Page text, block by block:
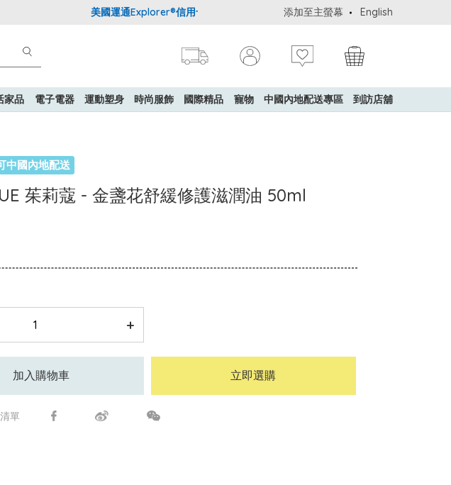
美國運通Explorer®信用卡會員購物禮遇：高達5%簽賬回贈！ 購買一般貨品(冷凍
添加至主螢幕 English
家品 電子電器 運動塑身 時尚服飾 國際精品 寵物 中國內地配送專區 到訪店舖
中國內地配送
茱莉蔻 - 金盞花舒緩修護滋潤油 50ml
加入購物車 立即選購
單